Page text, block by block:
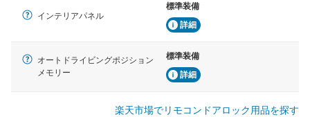
インテリアパネル
標準装備
詳細
オートドライビングポジション
メモリー
標準装備
詳細
楽天市場でリモコンドアロック用品を探す